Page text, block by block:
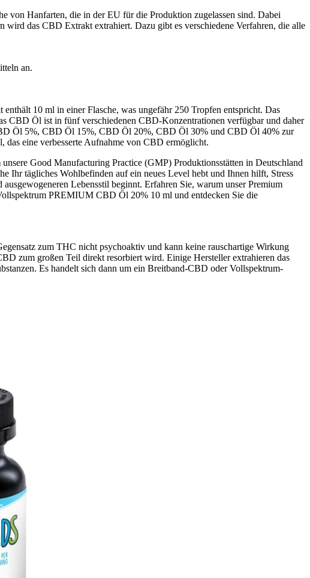
von Hanfarten, die in der EU für die Produktion zugelassen sind. Dabei
das CBD Extrakt extrahiert. Dazu gibt es verschiedene Verfahren, die alle
an.
10 ml in einer Flasche, was ungefähr 250 Tropfen entspricht. Das
CBD Öl ist in fünf verschiedenen CBD-Konzentrationen verfügbar und daher
Öl 5%, CBD Öl 15%, CBD Öl 20%, CBD Öl 30% und CBD Öl 40% zur
eine verbesserte Aufnahme von CBD ermöglicht.
Good Manufacturing Practice (GMP) Produktionsstätten in Deutschland
Ihr tägliches Wohlbefinden auf ein neues Level hebt und Ihnen hilft, Stress
Lebensstil beginnt. Erfahren Sie, warum unser Premium
PREMIUM CBD Öl 20% 10 ml und entdecken Sie die
zum THC nicht psychoaktiv und kann keine rauschartige Wirkung
zum großen Teil direkt resorbiert wird. Einige Hersteller extrahieren das
Es handelt sich dann um ein Breitband-CBD oder Vollspektrum-